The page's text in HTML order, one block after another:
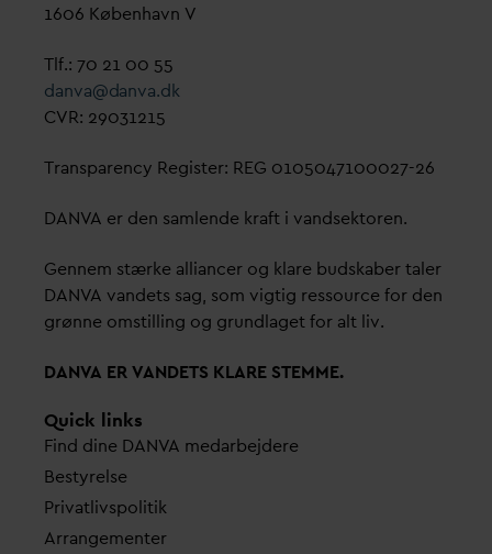
1606 København V
Tlf.: 70 21 00 55
danva@danva.dk
CVR: 29031215
Transparency Register: REG 0105047100027-26
DANVA er den samlende kraft i vandsektoren.
Gennem stærke alliancer og klare budskaber taler
DANVA vandets sag, som vigtig ressource for den
grønne omstilling og grundlaget for alt liv.
DANVA ERVANDETS KLARE STEMME.
Quick links
Find dine DANVA medarbejdere
Bestyrelse
Privatlivspolitik
Arrangementer